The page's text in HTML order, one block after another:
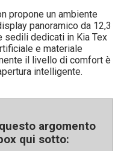
propone un ambiente
panoramico da 12,3
dedicati in Kia Tex
e materiale
il livello di comfort è
intelligente.
questo argomento
qui sotto: